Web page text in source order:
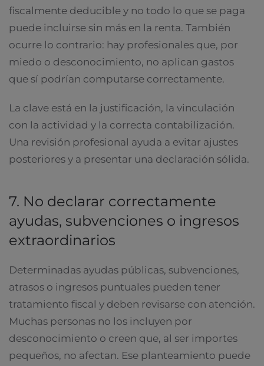
fiscalmente deducible y no todo lo que se paga
puede incluirse sin más en la renta. También
ocurre lo contrario: hay profesionales que, por
miedo o desconocimiento, no aplican gastos
que sí podrían computarse correctamente.
La clave está en la justificación, la vinculación
con la actividad y la correcta contabilización.
Una revisión profesional ayuda a evitar ajustes
posteriores y a presentar una declaración sólida.
7. No declarar correctamente
ayudas, subvenciones o ingresos
extraordinarios
Determinadas ayudas públicas, subvenciones,
atrasos o ingresos puntuales pueden tener
tratamiento fiscal y deben revisarse con atención.
Muchas personas no los incluyen por
desconocimiento o creen que, al ser importes
pequeños, no afectan. Ese planteamiento puede